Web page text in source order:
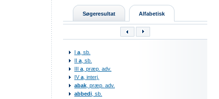
Søgeresultat Alfabetisk
I a , sb.
II a , sb.
III a , præp. adv.
IVa , interj.
abak , præp. adv.
abbedi , sb.